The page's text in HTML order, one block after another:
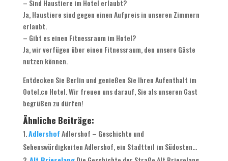
– Sind Haustiere im Hotel erlaubt?
Ja, Haustiere sind gegen einen Aufpreis in unseren Zimmern
erlaubt.
– Gibt es einen Fitnessraum im Hotel?
Ja, wir verfügen über einen Fitnessraum, den unsere Gäste
nutzen können.
Entdecken Sie Berlin und genießen Sie Ihren Aufenthalt im
Ootel.co Hotel. Wir freuen uns darauf, Sie als unseren Gast
begrüßen zu dürfen!
Ähnliche Beiträge:
AdlershofAdlershof – Geschichte und
Sehenswürdigkeiten Adlershof, ein Stadtteil im Südosten...